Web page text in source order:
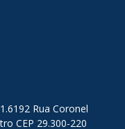
Rua Coronel
CEP 29.300-220